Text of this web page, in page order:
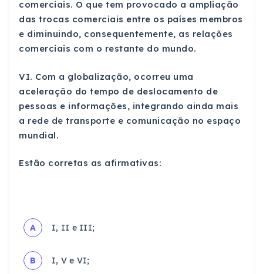
comerciais. O que tem provocado a ampliação
das trocas comerciais entre os países membros
e diminuindo, consequentemente, as relações
comerciais com o restante do mundo.
VI. Com a globalização, ocorreu uma
aceleração do tempo de deslocamento de
pessoas e informações, integrando ainda mais
a rede de transporte e comunicação no espaço
mundial.
Estão corretas as afirmativas:
A I, II e III;
B I, V e VI;